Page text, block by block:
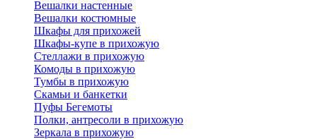
Вешалки настенные
Вешалки костюмные
Шкафы для прихожей
Шкафы-купе в прихожую
Стеллажи в прихожую
Комоды в прихожую
Тумбы в прихожую
Скамьи и банкетки
Пуфы Бегемоты
Полки, антресоли в прихожую
Зеркала в прихожую